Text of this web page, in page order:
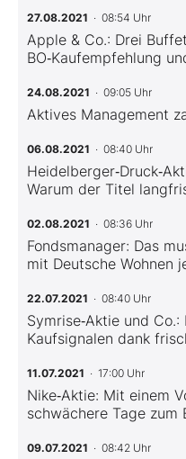
27.08.2021 · 08:54 Uhr
Apple & Co.: Drei
BO‑Kaufempfehlung
24.08.2021 · 09:05 Uhr
Aktives Management
06.08.2021 · 08:40 Uhr
Warum der Titel
02.08.2021 · 08:36 Uhr
Fondsmanager: Das
mit Deutsche Wohnen
22.07.2021 · 08:40 Uhr
Symrise‑Aktie und
Kaufsignalen dank
11.07.2021 · 17:00 Uhr
Nike‑Aktie: Mit einem
schwächere Tage zum
09.07.2021 · 08:42 Uhr